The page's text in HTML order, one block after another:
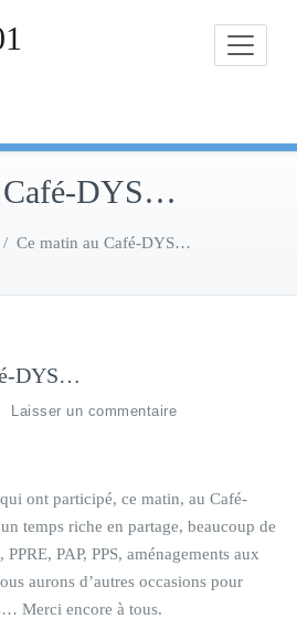
Café-DYS…
/ Ce matin au Café-DYS…
DYS…
Laisser un commentaire
ont participé, ce matin, au Café-
temps riche en partage, beaucoup de
PAP, PPS, aménagements aux
aurons d’autres occasions pour
Merci encore à tous.